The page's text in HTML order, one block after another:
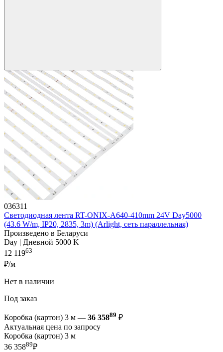
036311
Светодиодная лента RT-ONIX-A640-410mm 24V Day5000
(43.6 W/m, IP20, 2835, 3m) (Arlight, сеть параллельная)
Произведено в Беларуси
Day | Дневной 5000 K
12 11963
₽/м
Нет в наличии
Под заказ
Коробка (картон) 3 м — 36 35889 ₽
Актуальная цена по запросу
Коробка (картон) 3 м
36 35889₽